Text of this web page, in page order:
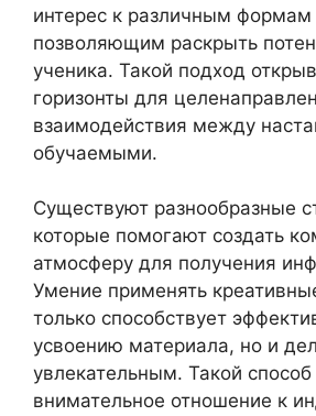
интерес к различным формам
позволяющим раскрыть
ученика. Такой подход
горизонты для
взаимодействия между
обучаемыми.
Существуют разнообразные
которые помогают создать
атмосферу для получения
Умение применять
только способствует
усвоению материала, но и
увлекательным. Такой
внимательное отношение к